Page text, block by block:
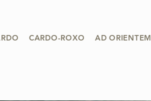
CARDO-ROXO AD ORIENTEM